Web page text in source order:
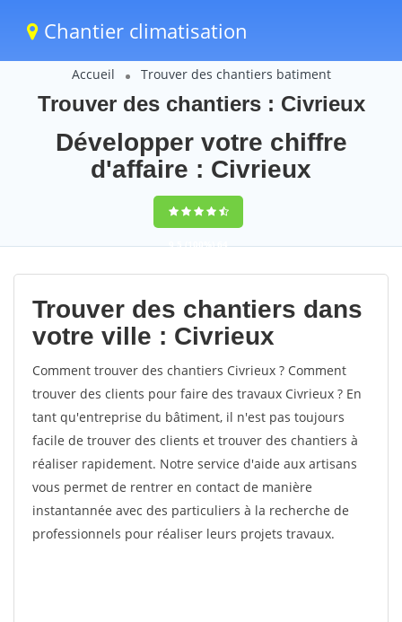
Chantier climatisation
Accueil Trouver des chantiers batiment
Trouver des chantiers : Civrieux
Développer votre chiffre
d'affaire : Civrieux
9,5(100%)64
votes
Trouver des chantiers dans
votre ville : Civrieux
Comment trouver des chantiers Civrieux ? Comment
trouver des clients pour faire des travaux Civrieux ? En
tant qu'entreprise du bâtiment, il n'est pas toujours
facile de trouver des clients et trouver des chantiers à
réaliser rapidement. Notre service d'aide aux artisans
vous permet de rentrer en contact de manière
instantannée avec des particuliers à la recherche de
professionnels pour réaliser leurs projets travaux.